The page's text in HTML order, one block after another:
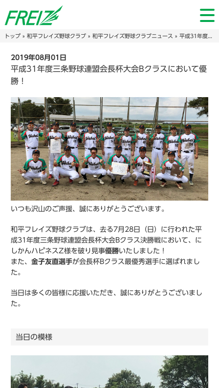
トップ» 和平フレイズ野球クラブ» 和平フレイズ野球クラブニュース » 平成31年度三条野球連盟会長杯大会Bクラスにおいて優勝！
2019年08月01日
平成31年度三条野球連盟会長杯大会Bクラスにおいて優
勝！
いつも沢山のご声援、誠にありがとうございます。
和平フレイズ野球クラブは、去る7月28日（日）に行われた平
成31年度三条野球連盟会長杯大会Bクラス決勝戦において、に
しかんハピネスZ様を破り見事優勝いたしました！
また、金子友直選手が会長杯Bクラス最優秀選手に選ばれまし
た。
当日は多くの皆様に応援いただき、誠にありがとうございまし
た。
当日の模様